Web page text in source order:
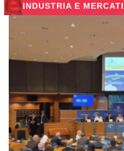
INDUSTRIA E MERCATI